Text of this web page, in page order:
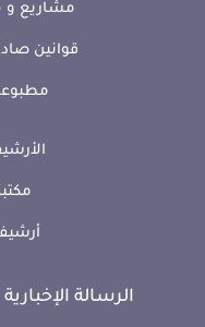
مشاريع و
قوانين
الرسالة الإخبارية